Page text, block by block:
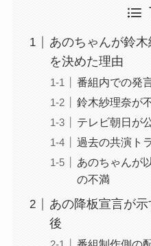
あのちゃんが鈴
を決めた理由
番組内での発
鈴木紗理奈が
テレビ朝日が
過去の共演ト
あのちゃんが
の不満
あの降板宣言が
後